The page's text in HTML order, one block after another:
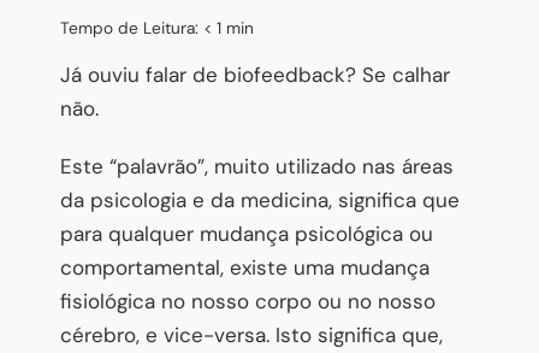
Tempo de Leitura: < 1 min
Já ouviu falar de biofeedback? Se calhar
não.
Este “palavrão”, muito utilizado nas áreas
da psicologia e da medicina, significa que
para qualquer mudança psicológica ou
comportamental, existe uma mudança
fisiológica no nosso corpo ou no nosso
cérebro, e vice-versa. Isto significa que,